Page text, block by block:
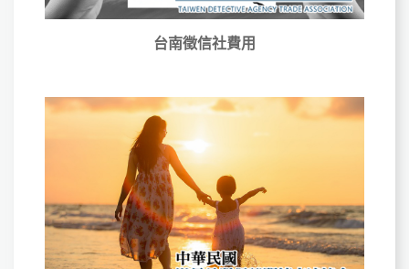
台南徵信社費用